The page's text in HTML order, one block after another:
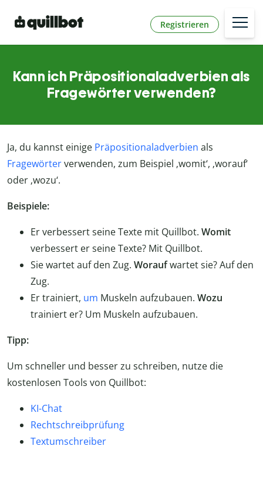
Registrieren
Kann ich Präpositionaladverbien als
Fragewörter verwenden?
Ja, du kannst einige Präpositionaladverbien als
Fragewörterverwenden, zum Beispiel ‚womit‘, ‚worauf‘
oder ‚wozu‘.
Beispiele:
Er verbessert seine Texte mit Quillbot. Womit
verbessert er seine Texte? Mit Quillbot.
Sie wartet auf den Zug. Woraufwartet sie? Auf den
Zug.
Er trainiert, um Muskeln aufzubauen. Wozu
trainiert er? Um Muskeln aufzubauen.
Tipp:
Um schneller und besser zu schreiben, nutze die
kostenlosen Tools von Quillbot:
KI-Chat
Rechtschreibprüfung
Textumschreiber